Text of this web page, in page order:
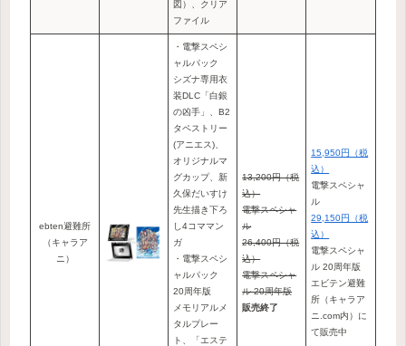
図）、クリア
ファイル
ebten避難所
（キャラア
ニ）
・電撃スペシ
ャルパック
シズナ専用衣
装DLC「白銀
の凶手」、B2
タペストリー
(アニエス)、
オリジナルマ
グカップ、新
久保だいすけ
先生描き下ろ
し4コママン
ガ
・電撃スペシ
ャルパック
20周年版
メモリアルメ
タルプレー
ト、「エステ
13,200円（税
込）
電撃スペシャ
ル
26,400円（税
込）
電撃スペシャ
ル 20周年版
販売終了
15,950円（税
込）
電撃スペシャ
ル
29,150円（税
込）
電撃スペシャ
ル 20周年版
エビテン避難
所（キャラア
ニ.com内）に
て販売中